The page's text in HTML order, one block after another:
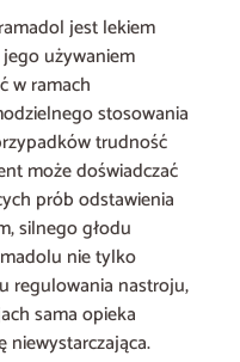
jest lekiem
używaniem
w ramach
stosowania
trudność
może doświadczać
prób odstawienia
silnego głodu
nie tylko
regulowania nastroju,
sama opieka
niewystarczająca.